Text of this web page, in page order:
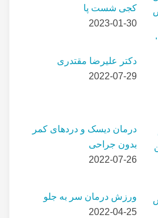
کجی شست پا
2023-01-30
دکتر علیرضا مقتدری
2022-07-29
درمان دیسک و دردهای کمر
بدون جراحی
2022-07-26
ورزش درمان سر به جلو
2022-04-25